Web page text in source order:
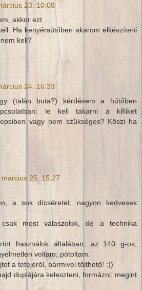
23. 10:08
akkor ezt
Ha kenyérsütőben akarom elkészíteni
kell?
24. 16:33
(talán buta?) kérdésem a hűtőben
le kell takarni a kifliket
vagy nem szükséges? Köszi ha
március 25. 15:27
a sok dícséretet, nagyon kedvesek
csak most válaszolok, de a technika
használok általában, az 140 g-os,
voltam, pótoltam.
a tetejéről, bármivel tölthető! :))
duplájára keleszteni, formázni, megint